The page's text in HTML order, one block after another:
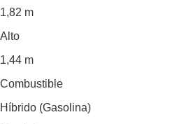
1,82 m
Alto
1,44 m
Combustible
Híbrido (Gasolina)